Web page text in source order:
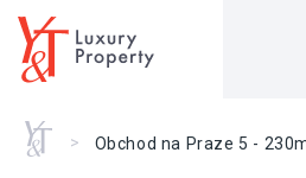
Home
> Obchod na Praze 5 -